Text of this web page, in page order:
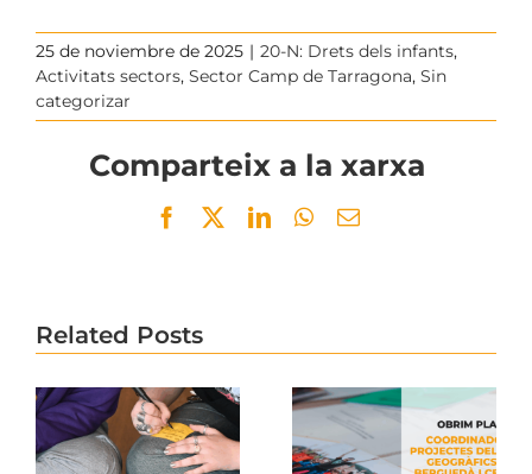
25 de noviembre de 2025 | 20-N: Drets dels infants,
Activitats sectors, Sector Camp de Tarragona, Sin
categorizar
Comparteix a la xarxa
Facebook
TwitterLinkedInWhatsApp
Email
Related Posts